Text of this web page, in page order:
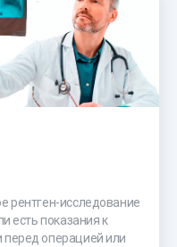
рентген-исследование
есть показания к
перед операцией или